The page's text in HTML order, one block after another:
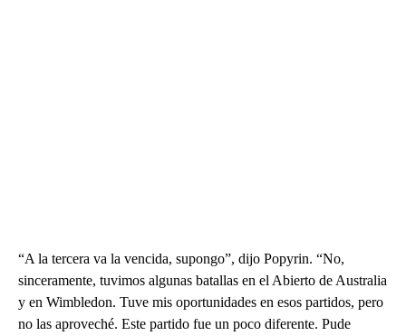
“A la tercera va la vencida, supongo”, dijo Popyrin. “No,
sinceramente, tuvimos algunas batallas en el Abierto de Australia
y en Wimbledon. Tuve mis oportunidades en esos partidos, pero
no las aproveché. Este partido fue un poco diferente. Pude